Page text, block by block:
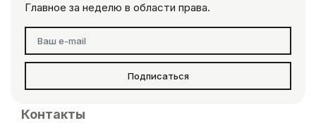
Главное за неделю в области права.
Подписаться
Контакты